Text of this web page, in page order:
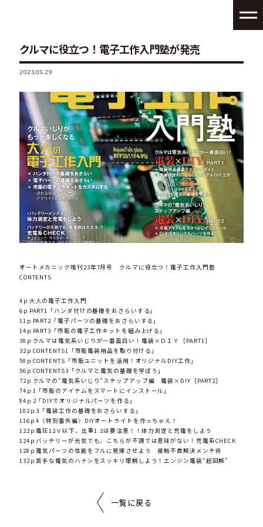
クルマに役立つ！電子工作入門塾が発売
2023.05.29
オートメカニック増刊23年7月号 クルマに役立つ！電子工作入門塾
CONTENTS
4ｐ大人の電子工作入門
6ｐPART1「ハンダ付けの基礎をおさらいする」
11ｐPART2「電子パーツの基礎をおさらいする」
14ｐPART3「市販の電子工作キットを組み上げる」
30ｐクルマは電気系いじりが一番面白い！電装×ＤＩＹ［PART1］
32ｐCONTENTS1「市販電装用品を取り付ける」
50ｐCONTENTS「市販ユニットを活用！オリジナルDIY工作」
56ｐCONTENTS3「クルマと電気の基礎を学ぼう」
72ｐクルマの“電気系いじり”ステップアップ編 電装×DIY［PART2］
74ｐ1「市販のアイテムをスマートにインストール」
84ｐ2「DIYでオリジナルパーツを作る」
102ｐ3「電装工作の基礎をおさらいする」
116ｐ4〈特別番外編〉DIYオートライトを作っちゃえ！
122ｐ電圧12Ｖ以下、比重1.2は要注意！！体力測定と充電をしよう
124ｐバッテリーが元気でも、こちらが不調では意味がない！充電系CHECK
128ｐ電気パーツの性能をフルに発揮させよう 接触不良解決メンテ術
132ｐ苦手な電気のハナシをスッキリ理解しよう！エンジン電装“超図解”
一覧に戻る